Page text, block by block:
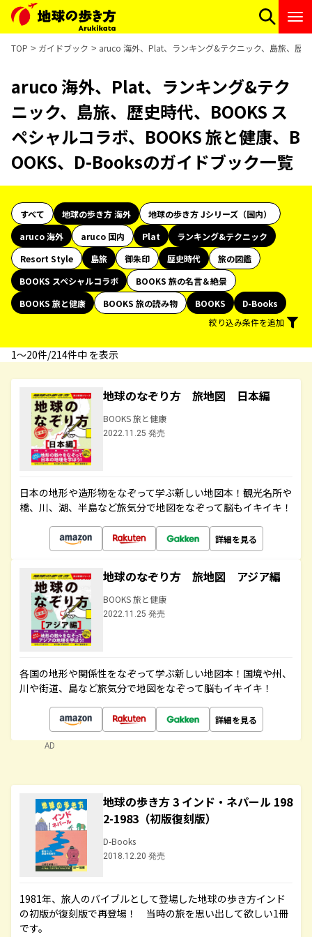
TOP ガイドブック aruco 海外、Plat、ランキング&テクニック、島旅、歴
aruco 海外、Plat、ランキング&テク
ニック、島旅、歴史時代、BOOKS ス
ペシャルコラボ、BOOKS 旅と健康、B
OOKS、D-Booksのガイドブック一覧
すべて 地球の歩き方 海外
地球の歩き方 Jシリーズ（国内）
aruco 海外
aruco 国内 Plat
ランキング&テクニック
Resort Style
島旅 御朱印 歴史時代
旅の図鑑
BOOKS スペシャルコラボ
BOOKS 旅の名言＆絶景
BOOKS 旅と健康
BOOKS 旅の読み物 BOOKS
D-Books
絞り込み条件を追加
1〜20件/214件中 を表示
地球のなぞり方 旅地図 日本編
BOOKS 旅と健康
2022.11.25 発売
日本の地形や造形物をなぞって学ぶ新しい地図本！観光名所や
橋、川、湖、半島など旅気分で地図をなぞって脳もイキイキ！
詳細を見る
地球のなぞり方 旅地図 アジア編
BOOKS 旅と健康
2022.11.25 発売
各国の地形や関係性をなぞって学ぶ新しい地図本！国境や州、
川や街道、島など旅気分で地図をなぞって脳もイキイキ！
詳細を見る
AD
地球の歩き方 3 インド・ネパール 198
2-1983（初版復刻版）
D-Books
2018.12.20 発売
1981年、旅人のバイブルとして登場した地球の歩き方インド
の初版が復刻版で再登場！ 当時の旅を思い出して欲しい1冊
です。